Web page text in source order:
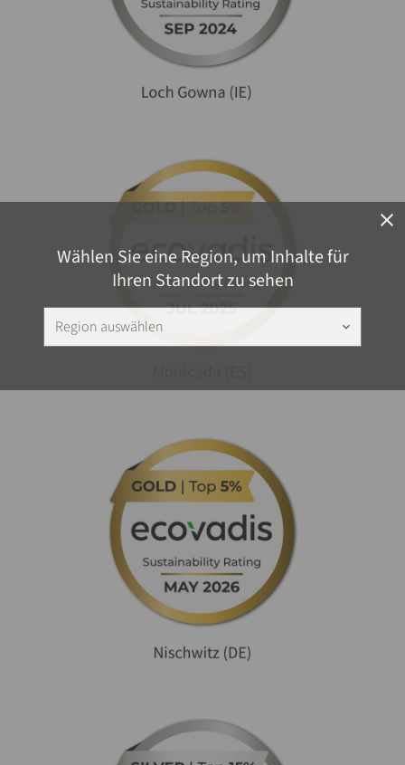
close
Wählen Sie eine Region, um Inhalte für
Ihren Standort zu sehen
Region auswählen keyboard_arrow_down